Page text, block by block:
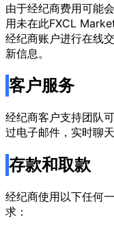
由于经纪商费用可能
用未在此FXCL
经纪商账户进行在线
新信息。
客户服务
经纪商客户支持团队
过电子邮件，实时聊
存款和取款
经纪商使用以下任何
求：